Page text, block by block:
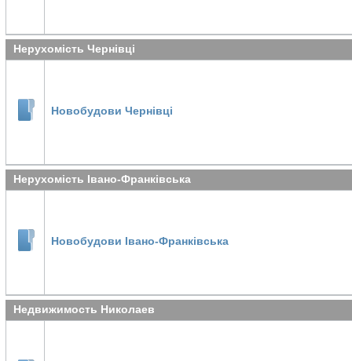
Нерухомість Чернівці
Новобудови Чернівці
Нерухомість Івано-Франківська
Новобудови Івано-Франківська
Недвижимость Николаев